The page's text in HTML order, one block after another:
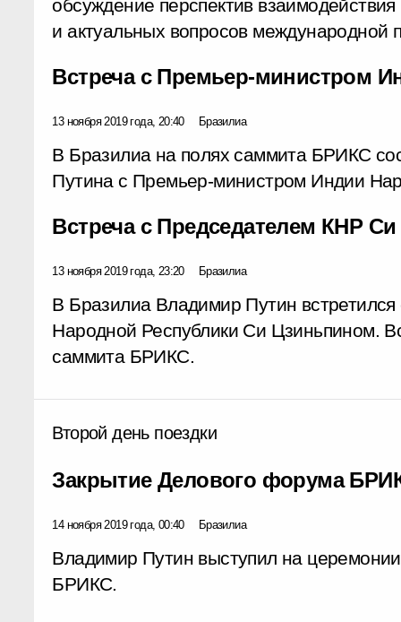
обсуждение перспектив
и актуальных вопросов международной
Встреча с Премьер-министром
13 ноября 2019 года, 20:40 Бразилиа
В Бразилиа на полях саммита БРИКС
Путина с Премьер-министром Индии
Встреча с Председателем КНР
13 ноября 2019 года, 23:20 Бразилиа
В Бразилиа Владимир Путин
Народной Республики Си Цзиньпином.
саммита БРИКС.
Второй день поездки
Закрытие Делового форума
14 ноября 2019 года, 00:40 Бразилиа
Владимир Путин выступил на
БРИКС.